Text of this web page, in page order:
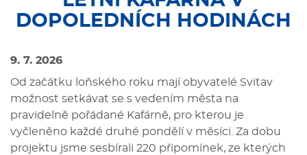
DOPOLEDNÍCH HODINÁCH
9. 7. 2026
Od začátku loňského roku mají obyvatelé Svitav
možnost setkávat se s vedením města na
pravidelně pořádané Kafárně, pro kterou je
vyčleněno každé druhé pondělí v měsíci. Za dobu
projektu jsme sesbírali 220 připomínek, ze kterých